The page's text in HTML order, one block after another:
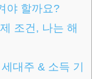
야 할까요?
조건, 나는 해
대주 & 소득 기